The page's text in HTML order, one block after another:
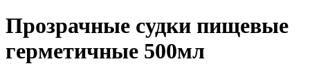
Прозрачные судки пищевые
герметичные 500мл